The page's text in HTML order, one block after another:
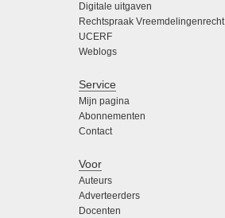
Digitale uitgaven
Rechtspraak Vreemdelingenrecht
UCERF
Weblogs
Service
Mijn pagina
Abonnementen
Contact
Voor
Auteurs
Adverteerders
Docenten